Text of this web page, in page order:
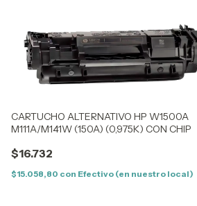
CARTUCHO ALTERNATIVO HP W1500A
M111A/M141W (150A) (0,975K) CON CHIP
$16.732
$15.058,80 con Efectivo (en nuestro local)